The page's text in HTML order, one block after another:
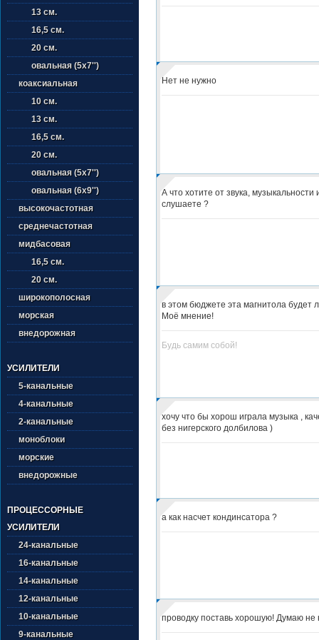
13 см.
16,5 см.
20 см.
овальная (5х7'')
коаксиальная
10 см.
13 см.
16,5 см.
20 см.
овальная (5х7'')
овальная (6х9'')
высокочастотная
среднечастотная
мидбасовая
16,5 см.
20 см.
широкополосная
морская
внедорожная
УСИЛИТЕЛИ
5-канальные
4-канальные
2-канальные
моноблоки
морские
внедорожные
ПРОЦЕССОРНЫЕ
УСИЛИТЕЛИ
24-канальные
16-канальные
14-канальные
12-канальные
10-канальные
9-канальные
Нет не нужно
А что хотите от звука, музыкальности
слушаете ?
в этом бюджете эта магнитола будет
Моё мнение!
Будь самим собой!
хочу что бы хорош играла музыка ,
без нигерского долбилова )
а как насчет кондинсатора ?
проводку поставь хорошую! Думаю не